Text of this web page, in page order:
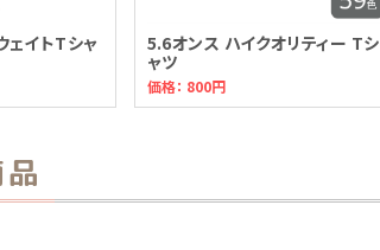
ェイトTシャ
5.6オンス ハイクオリティー Tシ
ャツ
価格： 800円